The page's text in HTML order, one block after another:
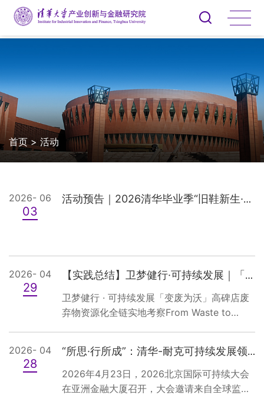
首页>活动
2026- 06
03
活动预告｜2026清华毕业季“旧鞋新生·旧物回收”环保公益行动
2026- 04
29
【实践总结】卫梦健行·可持续发展｜「变废为沃」高碑店废弃物资源化实地考察
卫梦健行 · 可持续发展「变废为沃」高碑店废
弃物资源化全链实地考察From Waste to
沃”高碑店废弃物资源化全链实地考察活动顺利
举行。本次活动由清华大学万科公共卫生与健
康学院研究生团委总支与清华—耐克可持续发
2026- 04
28
“所思·行所成”：清华-耐克可持续发展领导力项目学生走进2026北京国际可持续大会
2026年4月23日，2026北京国际可持续大会
在亚洲金融大厦召开，大会邀请来自全球监管